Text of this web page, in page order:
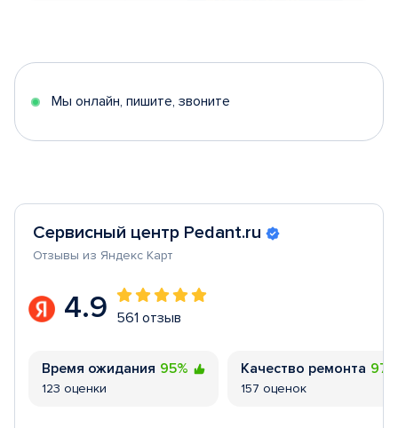
5
Мы онлайн, пишите, звоните
Сервисный центр Pedant.ru
Отзывы из Яндекс Карт
4.9 561 отзыв
Время ожидания 95%
123 оценки
Качество ремонта
157 оценок